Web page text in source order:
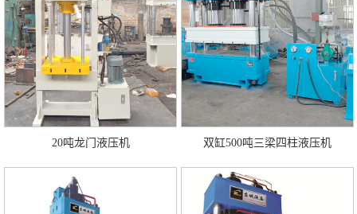
20吨龙门液压机 双缸500吨三梁四柱液压机